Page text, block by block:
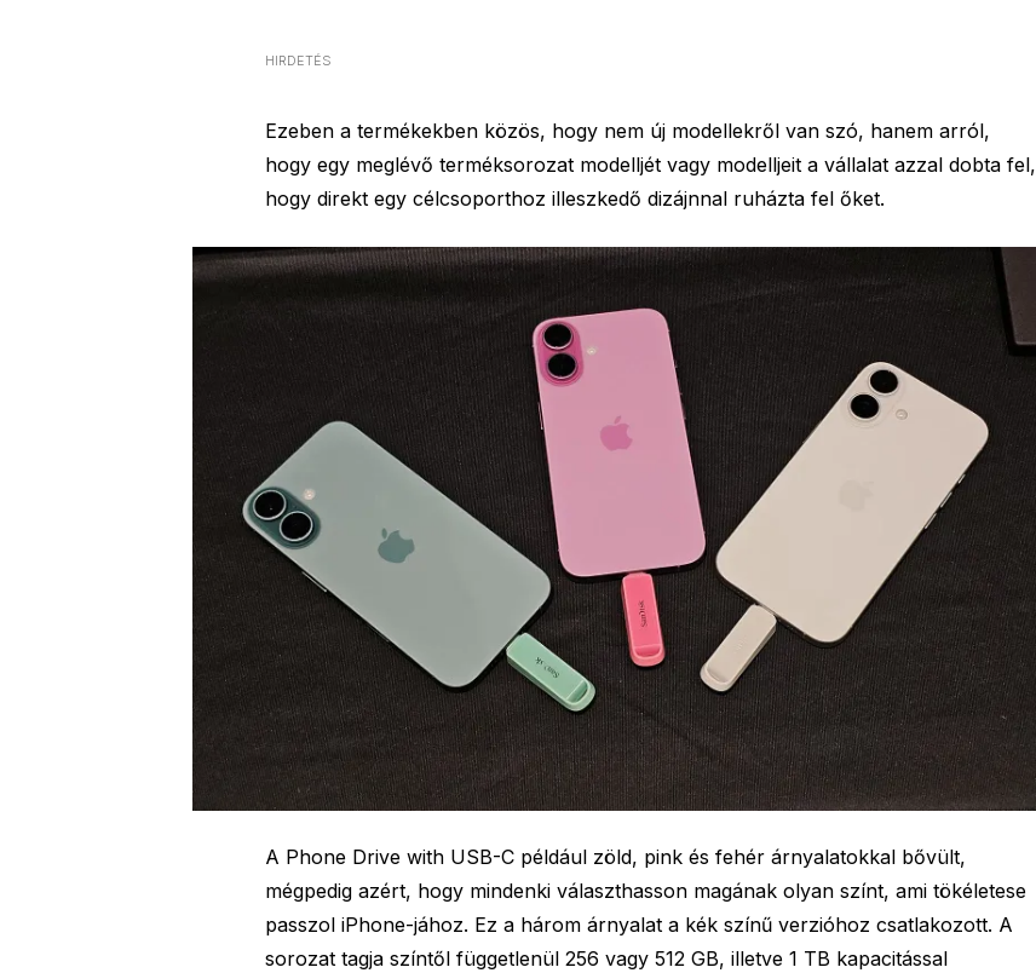
HIRDETÉS
Ezeben a termékekben közös, hogy nem új modellekről van szó, hanem arról,
hogy egy meglévő terméksorozat modelljét vagy modelljeit a vállalat azzal dobta fel,
hogy direkt egy célcsoporthoz illeszkedő dizájnnal ruházta fel őket.
A Phone Drive with USB-C például zöld, pink és fehér árnyalatokkal bővült,
mégpedig azért, hogy mindenki választhasson magának olyan színt, ami tökéletese
passzol iPhone-jához. Ez a három árnyalat a kék színű verzióhoz csatlakozott. A
sorozat tagja színtől függetlenül 256 vagy 512 GB, illetve 1 TB kapacitással